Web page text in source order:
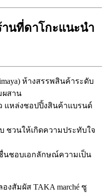
านที่ดาโกะแนะนำ
ห้างสรรพสินค้าระดับ
ผสาน
แหล่งชอปปิ้งสินค้าแบรนด์
ชวนให้เกิดความประทับใจ
นชอบเอกลักษณ์ความเป็น
สัมผัส TAKA marché ซู